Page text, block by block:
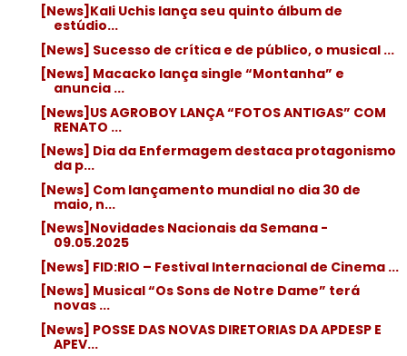
[News]Kali Uchis lança seu quinto álbum de
estúdio...
[News] Sucesso de crítica e de público, o musical ...
[News] Macacko lança single “Montanha” e
anuncia ...
[News]US AGROBOY LANÇA “FOTOS ANTIGAS” COM
RENATO ...
[News] Dia da Enfermagem destaca protagonismo
da p...
[News] Com lançamento mundial no dia 30 de
maio, n...
[News]Novidades Nacionais da Semana -
09.05.2025
[News] FID:RIO – Festival Internacional de Cinema ...
[News] Musical “Os Sons de Notre Dame” terá
novas ...
[News] POSSE DAS NOVAS DIRETORIAS DA APDESP E
APEV...